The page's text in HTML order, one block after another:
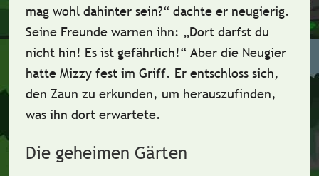
mag wohl dahinter sein?“ dachte er neugierig.
Seine Freunde warnen ihn: „Dort darfst du
nicht hin! Es ist gefährlich!“ Aber die Neugier
hatte Mizzy fest im Griff. Er entschloss sich,
den Zaun zu erkunden, um herauszufinden,
was ihn dort erwartete.
Die geheimen Gärten